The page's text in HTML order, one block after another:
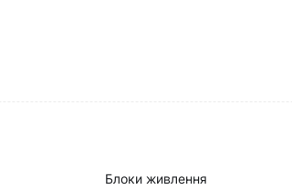
Блоки живлення